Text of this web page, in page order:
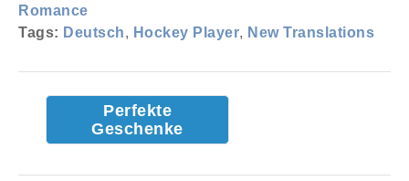
Romance
Tags: Deutsch, Hockey Player, New Translations
Perfekte
Geschenke